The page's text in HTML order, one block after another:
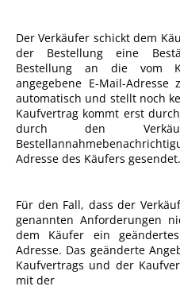
Der Verkäufer schickt dem
der Bestellung eine
Bestellung an die vom
angegebene E-Mail-
automatisch und stellt noch
Kaufvertrag kommt erst
durch den
Adresse des Käufers gesendet.
Für den Fall, dass der
genannten Anforderungen
dem Käufer ein
Adresse. Das geänderte
Kaufvertrags und der
mit der